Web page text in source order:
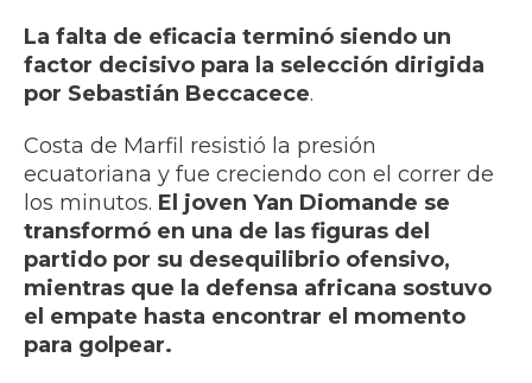
La falta de eficacia terminó siendo un
factor decisivo para la selección dirigida
por Sebastián Beccacece.
Costa de Marfil resistió la presión
ecuatoriana y fue creciendo con el correr de
los minutos. El joven Yan Diomande se
transformó en una de las figuras del
partido por su desequilibrio ofensivo,
mientras que la defensa africana sostuvo
el empate hasta encontrar el momento
para golpear.